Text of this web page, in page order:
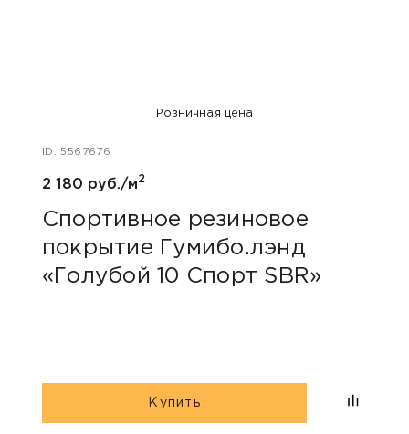
Розничная цена
ID: 5567676
2 180 руб./м2
Спортивное резиновое
покрытие Гумибо.лэнд
«Голубой 10 Спорт SBR»
Купить